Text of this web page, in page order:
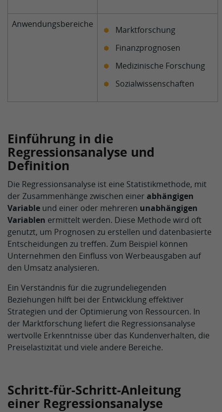
Anwendungsbereiche
Marktforschung
Finanzprognosen
Medizinische Forschung
Sozialwissenschaften
Einführung in die
Regressionsanalyse und
Definition
Die Regressionsanalyse ist eine Statistikmethode, mit
der Zusammenhänge zwischen einer abhängigen
Variable und einer oder mehreren unabhängigen
Variablen ermittelt werden. Diese Methode wird oft
genutzt, um Prognosen zu erstellen und datenbasierte
Entscheidungen zu treffen. Zum Beispiel können
Unternehmen den Einfluss von Werbeausgaben auf
den Umsatz analysieren.
Ein Verständnis für die zugrundeliegenden
Beziehungen hilft bei der Entwicklung effektiver
Strategien und der Optimierung von Ressourcen. In
der Marktforschung liefert die Regressionsanalyse
wertvolle Erkenntnisse über das Kundenverhalten, die
Preiselastizität und viele andere Bereiche.
Schritt-für-Schritt-Anleitung
einer Regressionsanalyse